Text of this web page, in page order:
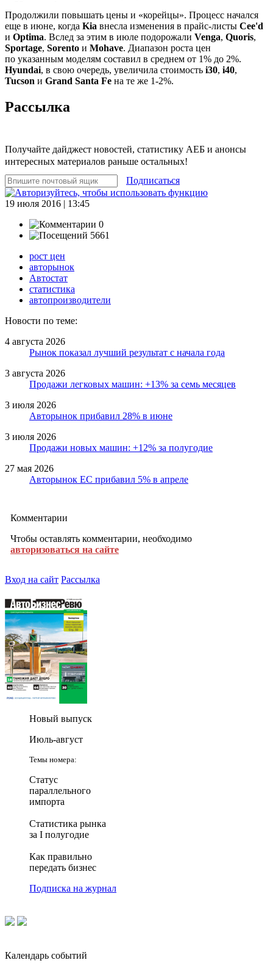
Продолжили повышать цены и «корейцы». Процесс начался
еще в июне, когда Kia внесла изменения в прайс-листы Cee'd
и Optima. Вслед за этим в июле подорожали Venga, Quoris,
Sportage, Sorento и Mohave. Диапазон роста цен
по указанным моделям составил в среднем от 1% до 2%.
Hyundai, в свою очередь, увеличила стоимость i30, i40,
Tucson и Grand Santa Fe на те же 1-2%.
Рассылка
Получайте дайджест новостей, статистику АЕБ и анонсы
интересных материалов раньше остальных!
Подписаться
19 июля 2016 | 13:45
0
5661
рост цен
авторынок
Автостат
статистика
автопроизводители
Новости по теме:
4 августа 2026
Рынок показал лучший результат с начала года
3 августа 2026
Продажи легковых машин: +13% за семь месяцев
3 июля 2026
Авторынок прибавил 28% в июне
3 июля 2026
Продажи новых машин: +12% за полугодие
27 мая 2026
Авторынок ЕС прибавил 5% в апреле
Комментарии
Чтобы оставлять комментарии, необходимо
авторизоваться на сайте
Вход на сайт Рассылка
Новый выпуск
Июль-август
Темы номера:
Статус
параллельного
импорта
Статистика рынка
за I полугодие
Как правильно
передать бизнес
Подписка на журнал
Календарь событий